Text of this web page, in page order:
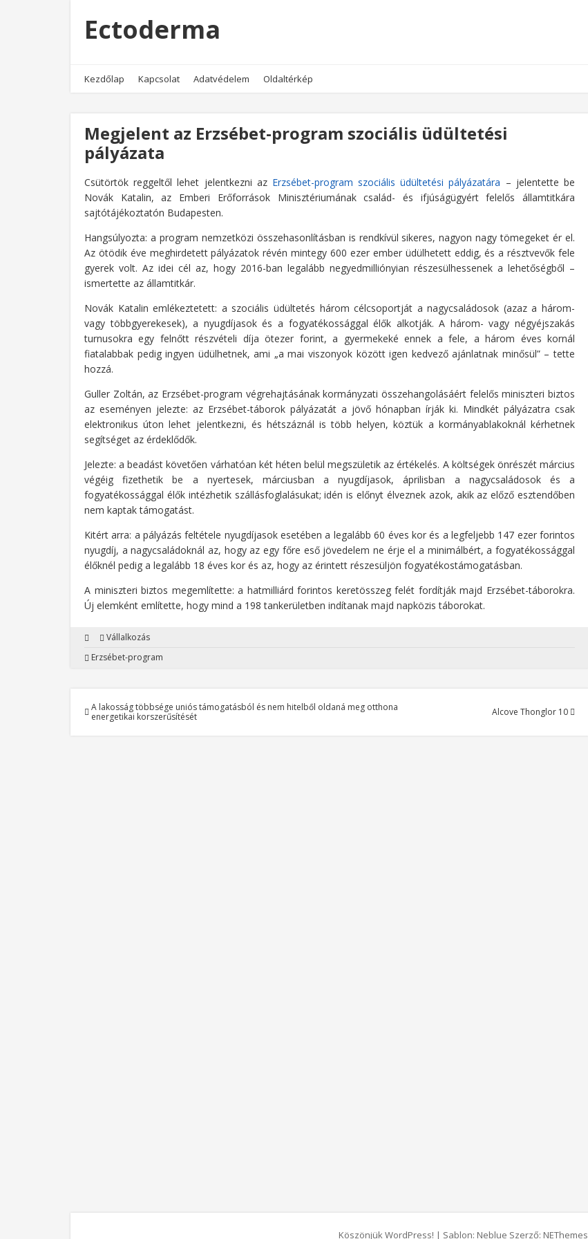
Ectoderma
Kezdőlap Kapcsolat Adatvédelem Oldaltérkép
Megjelent az Erzsébet-program szociális üdültetési
pályázata
Csütörtök reggeltől lehet jelentkezni az Erzsébet-program szociális üdültetési pályázatára – jelentette be
Novák Katalin, az Emberi Erőforrások Minisztériumának család- és ifjúságügyért felelős államtitkára
sajtótájékoztatón Budapesten.
Hangsúlyozta: a program nemzetközi összehasonlításban is rendkívül sikeres, nagyon nagy tömegeket ér el.
Az ötödik éve meghirdetett pályázatok révén mintegy 600 ezer ember üdülhetett eddig, és a résztvevők fele
gyerek volt. Az idei cél az, hogy 2016-ban legalább negyedmilliónyian részesülhessenek a lehetőségből –
ismertette az államtitkár.
Novák Katalin emlékeztetett: a szociális üdültetés három célcsoportját a nagycsaládosok (azaz a három-
vagy többgyerekesek), a nyugdíjasok és a fogyatékossággal élők alkotják. A három- vagy négyéjszakás
turnusokra egy felnőtt részvételi díja ötezer forint, a gyermekeké ennek a fele, a három éves kornál
fiatalabbak pedig ingyen üdülhetnek, ami „a mai viszonyok között igen kedvező ajánlatnak minősül” – tette
hozzá.
Guller Zoltán, az Erzsébet-program végrehajtásának kormányzati összehangolásáért felelős miniszteri biztos
az eseményen jelezte: az Erzsébet-táborok pályázatát a jövő hónapban írják ki. Mindkét pályázatra csak
elektronikus úton lehet jelentkezni, és hétszáznál is több helyen, köztük a kormányablakoknál kérhetnek
segítséget az érdeklődők.
Jelezte: a beadást követően várhatóan két héten belül megszületik az értékelés. A költségek önrészét március
végéig fizethetik be a nyertesek, márciusban a nyugdíjasok, áprilisban a nagycsaládosok és a
fogyatékossággal élők intézhetik szállásfoglalásukat; idén is előnyt élveznek azok, akik az előző esztendőben
nem kaptak támogatást.
Kitért arra: a pályázás feltétele nyugdíjasok esetében a legalább 60 éves kor és a legfeljebb 147 ezer forintos
nyugdíj, a nagycsaládoknál az, hogy az egy főre eső jövedelem ne érje el a minimálbért, a fogyatékossággal
élőknél pedig a legalább 18 éves kor és az, hogy az érintett részesüljön fogyatékostámogatásban.
A miniszteri biztos megemlítette: a hatmilliárd forintos keretösszeg felét fordítják majd Erzsébet-táborokra.
Új elemként említette, hogy mind a 198 tankerületben indítanak majd napközis táborokat.
Vállalkozás
Erzsébet-program
A lakosság többsége uniós támogatásból és nem hitelből oldaná meg otthona
energetikai korszerűsítését
Alcove Thonglor 10
Köszönjük WordPress! | Sablon: Neblue Szerző: NEThemes